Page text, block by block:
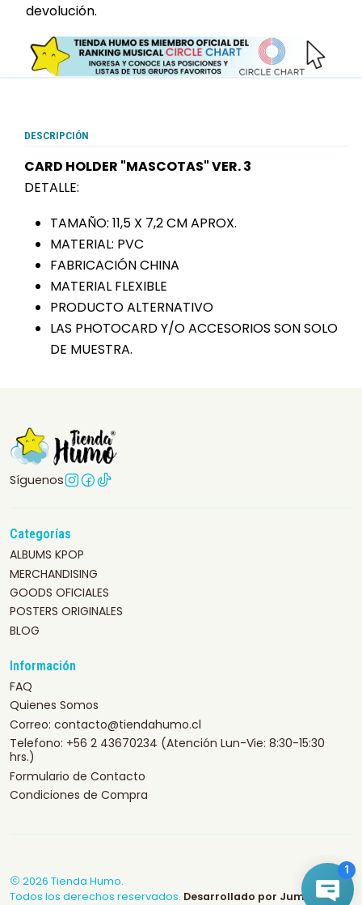
devolución.
DESCRIPCIÓN
CARD HOLDER "MASCOTAS" VER. 3
DETALLE:
TAMAÑO: 11,5 X 7,2 CM APROX.
MATERIAL: PVC
FABRICACIÓN CHINA
MATERIAL FLEXIBLE
PRODUCTO ALTERNATIVO
LAS PHOTOCARD Y/O ACCESORIOS SON SOLO
DE MUESTRA.
Síguenos
Categorías
ALBUMS KPOP
MERCHANDISING
GOODS OFICIALES
POSTERS ORIGINALES
BLOG
Información
FAQ
Quienes Somos
Correo: contacto@tiendahumo.cl
Telefono: +56 2 43670234 (Atención Lun-Vie: 8:30-15:30
hrs.)
Formulario de Contacto
Condiciones de Compra
2026 Tienda Humo.
Todos los derechos reservados. Desarrollado por Jumpseller